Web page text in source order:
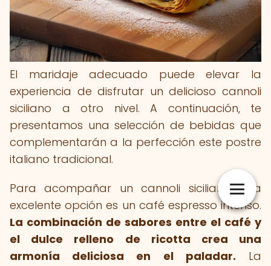
El maridaje adecuado puede elevar la
experiencia de disfrutar un delicioso cannoli
siciliano a otro nivel. A continuación, te
presentamos una selección de bebidas que
complementarán a la perfección este postre
italiano tradicional.
Para acompañar un cannoli siciliano, una
excelente opción es un café espresso intenso.
La combinación de sabores entre el café y
el dulce relleno de ricotta crea una
armonía deliciosa en el paladar. La